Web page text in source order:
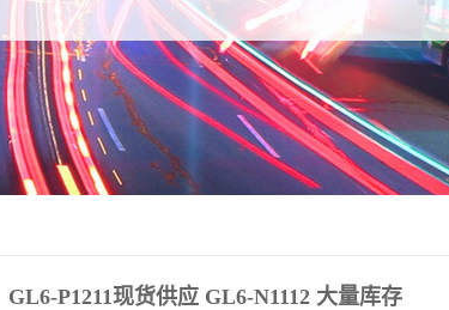
GL6-P1211现货供应 GL6-N1112 大量库存